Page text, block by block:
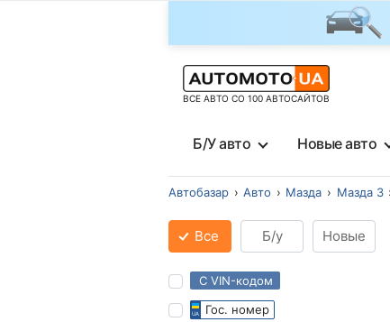
ВСЕ АВТО СО 100 АВТОСАЙТОВ
Б/У авто Новые авто
Автобазар Авто Мазда Мазда 3
Все Б/у Новые
С VIN-кодом
Гос. номер